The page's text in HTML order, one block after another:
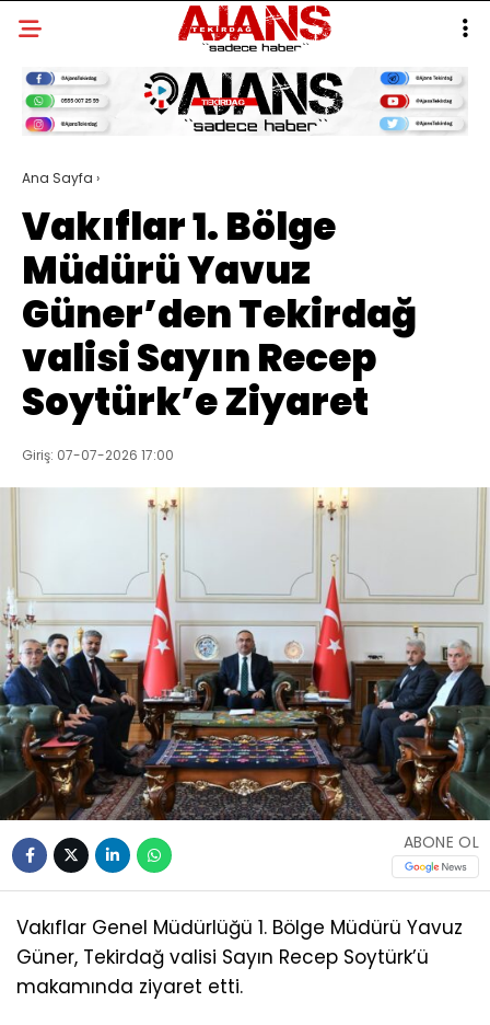
Ana Sayfa ›
Vakıflar 1. Bölge
Müdürü Yavuz
Güner’den Tekirdağ
valisi Sayın Recep
Soytürk’e Ziyaret
Giriş: 07-07-2026 17:00
ABONE OL
​Vakıflar Genel Müdürlüğü 1. Bölge Müdürü Yavuz
Güner, Tekirdağ valisi Sayın Recep Soytürk’ü
makamında ziyaret etti.